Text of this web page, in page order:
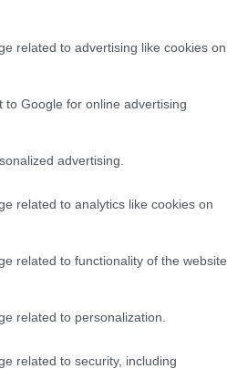
related to advertising like cookies on
Google for online advertising
advertising.
related to analytics like cookies on
related to functionality of the website
related to personalization.
related to security, including
εκτάκτως,
με τον τρόπο που
Ο άνθρωπος αυτός
της